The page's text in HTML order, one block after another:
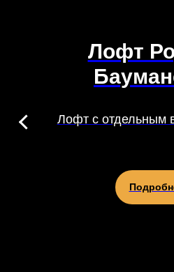
Лофт
Лофт с отдельным